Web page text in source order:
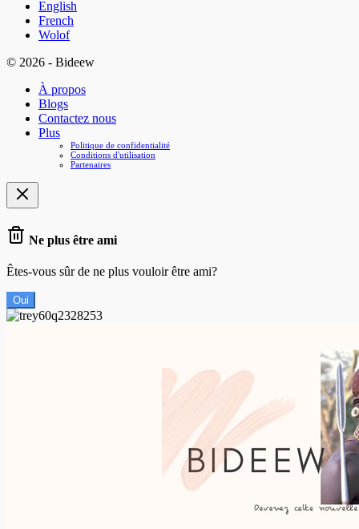
English
French
Wolof
© 2026 - Bideew
À propos
Blogs
Contactez nous
Plus
Politique de confidentialité
Conditions d'utilisation
Partenaires
Ne plus être ami
Êtes-vous sûr de ne plus vouloir être ami?
Oui